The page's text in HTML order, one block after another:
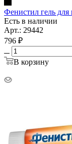
Фенистил гель
Есть в наличии
Арт.: 29442
796 ₽
В корзину